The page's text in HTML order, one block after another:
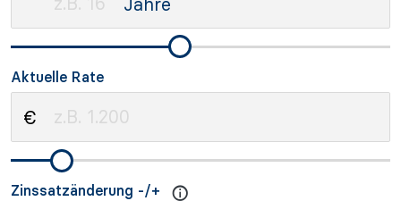
Aktuelle Rate
Zinssatzänderung -/+